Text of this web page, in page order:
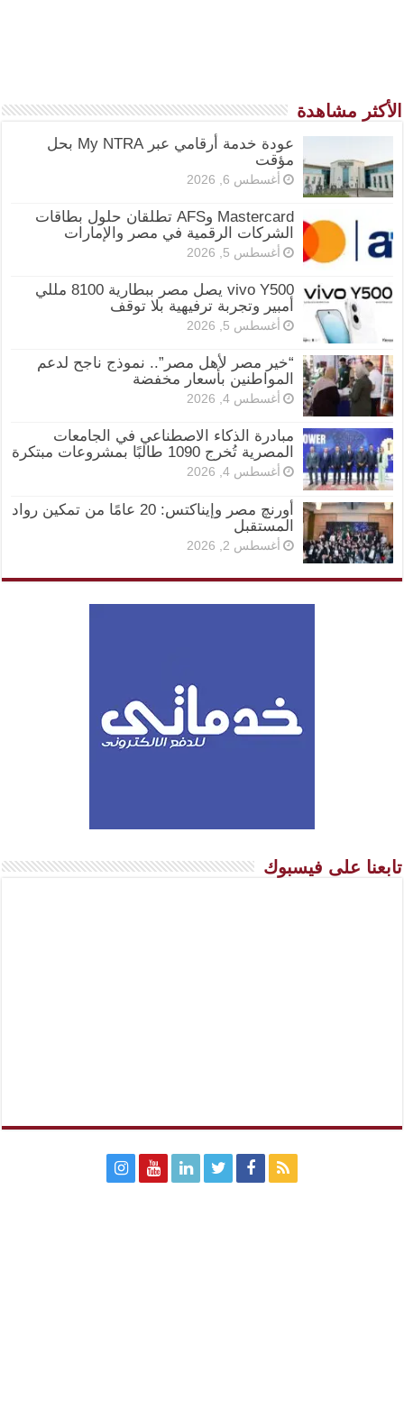
الأكثر مشاهدة
عودة خدمة أرقامي عبر My NTRA بحل
مؤقت
أغسطس 6, 2026
Mastercard وAFS تطلقان حلول بطاقات
الشركات الرقمية في مصر والإمارات
أغسطس 5, 2026
vivo Y500 يصل مصر ببطارية 8100 مللي
أمبير وتجربة ترفيهية بلا توقف
أغسطس 5, 2026
“خير مصر لأهل مصر”.. نموذج ناجح لدعم
المواطنين بأسعار مخفضة
أغسطس 4, 2026
مبادرة الذكاء الاصطناعي في الجامعات
المصرية تُخرج 1090 طالبًا بمشروعات مبتكرة
أغسطس 4, 2026
أورنچ مصر وإيناكتس: 20 عامًا من تمكين رواد
المستقبل
أغسطس 2, 2026
تابعنا على فيسبوك